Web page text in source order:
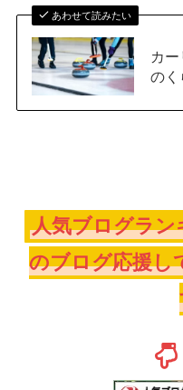
あわせて読みたい
カ
のく
人気ブログラン
のブログ応援し